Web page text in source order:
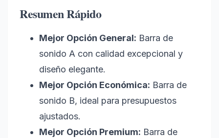
Resumen Rápido
Mejor Opción General: Barra de
sonido A con calidad excepcional y
diseño elegante.
Mejor Opción Económica: Barra de
sonido B, ideal para presupuestos
ajustados.
Mejor Opción Premium: Barra de